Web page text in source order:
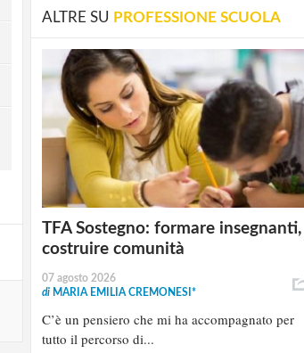
ALTRE SU PROFESSIONE SCUOLA
TFA Sostegno: formare insegnanti,
costruire comunità
07 agosto 2026
di MARIA EMILIA CREMONESI*
C’è un pensiero che mi ha accompagnato per
tutto il percorso di...